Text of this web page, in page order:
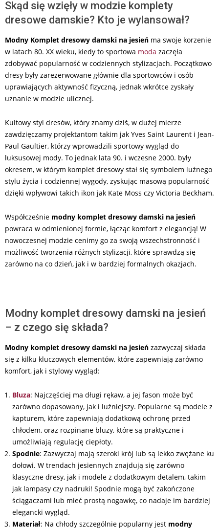
Skąd się wzięły w modzie komplety
dresowe damskie? Kto je wylansował?
Modny Komplet dresowy damski na jesień ma swoje korzenie
w latach 80. XX wieku, kiedy to sportowa moda zaczęła
zdobywać popularność w codziennych stylizacjach. Początkowo
dresy były zarezerwowane głównie dla sportowców i osób
uprawiających aktywność fizyczną, jednak wkrótce zyskały
uznanie w modzie ulicznej.
Kultowy styl dresów, który znamy dziś, w dużej mierze
zawdzięczamy projektantom takim jak Yves Saint Laurent i Jean-
Paul Gaultier, którzy wprowadzili sportowy wygląd do
luksusowej mody. To jednak lata 90. i wczesne 2000. były
okresem, w którym komplet dresowy stał się symbolem luźnego
stylu życia i codziennej wygody, zyskując masową popularność
dzięki wpływowi takich ikon jak Kate Moss czy Victoria Beckham.
Współcześnie modny komplet dresowy damski na jesień
powraca w odmienionej formie, łącząc komfort z elegancją! W
nowoczesnej modzie cenimy go za swoją wszechstronność i
możliwość tworzenia różnych stylizacji, które sprawdzą się
zarówno na co dzień, jak i w bardziej formalnych okazjach.
Modny komplet dresowy damski na jesień
– z czego się składa?
Modny komplet dresowy damski na jesień zazwyczaj składa
się z kilku kluczowych elementów, które zapewniają zarówno
komfort, jak i stylowy wygląd:
Bluza: Najczęściej ma długi rękaw, a jej fason może być
zarówno dopasowany, jak i luźniejszy. Popularne są modele z
kapturem, które zapewniają dodatkową ochronę przed
chłodem, oraz rozpinane bluzy, które są praktyczne i
umożliwiają regulację ciepłoty.
Spodnie: Zazwyczaj mają szeroki krój lub są lekko zwężane ku
dołowi. W trendach jesiennych znajdują się zarówno
klasyczne dresy, jak i modele z dodatkowym detalem, takim
jak lampasy czy nadruki! Spodnie mogą być zakończone
ściągaczami lub mieć prostą nogawkę, co nadaje im bardziej
elegancki wygląd.
Materiał: Na chłody szczególnie popularny jest modny